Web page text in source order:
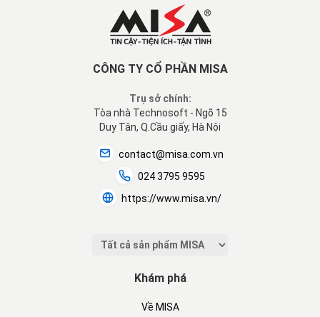
CÔNG TY CỔ PHẦN MISA
Trụ sở chính:
Tòa nhà Technosoft - Ngõ 15
Duy Tân, Q.Cầu giấy, Hà Nội
contact@misa.com.vn
024 3795 9595
https://www.misa.vn/
Khám phá
Về MISA